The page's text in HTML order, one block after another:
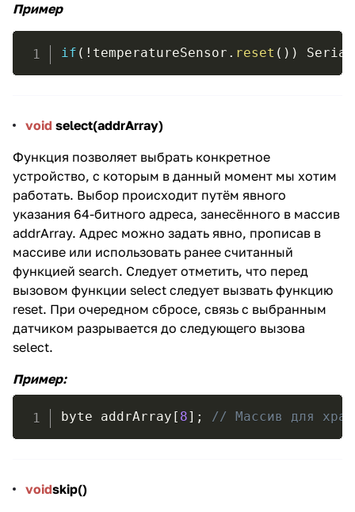
Пример
if ( ! temperatureSensor . reset ( ) ) Serial
void select(addrArray)
Функция позволяет выбрать конкретное
устройство, с которым в данный момент мы хотим
работать. Выбор происходит путём явного
указания 64-битного адреса, занесённого в массив
addrArray. Адрес можно задать явно, прописав в
массиве или использовать ранее считанный
функцией search. Следует отметить, что перед
вызовом функции select следует вызвать функцию
reset. При очередном сбросе, связь с выбранным
датчиком разрывается до следующего вызова
select.
Пример:
byte addrArray [ 8] ; // Массив для
voidskip()